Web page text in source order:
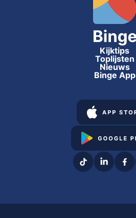
Kijktips
Toplijsten
Nieuws
Binge App